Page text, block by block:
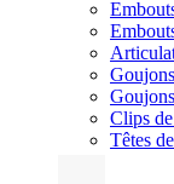
Clips
Têtes